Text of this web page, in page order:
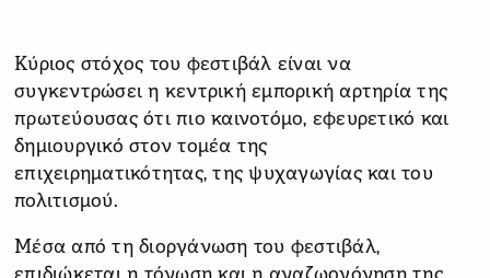
Κύριος στόχος του φεστιβάλ είναι να
συγκεντρώσει η κεντρική εμπορική αρτηρία της
πρωτεύουσας ότι πιο καινοτόμο, εφευρετικό και
δημιουργικό στον τομέα της
επιχειρηματικότητας, της ψυχαγωγίας και του
πολιτισμού.
Μέσα από τη διοργάνωση του φεστιβάλ,